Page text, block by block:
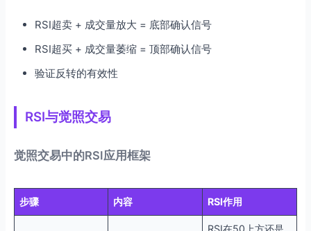
RSI超卖 + 成交量放大 = 底部确认信号
RSI超买 + 成交量萎缩 = 顶部确认信号
验证反转的有效性
RSI与觉照交易
觉照交易中的RSI应用框架
步骤 内容 RSI作用